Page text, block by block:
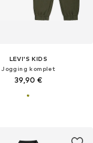
LEVI'S KIDS
Jogging komplet
39,90 €